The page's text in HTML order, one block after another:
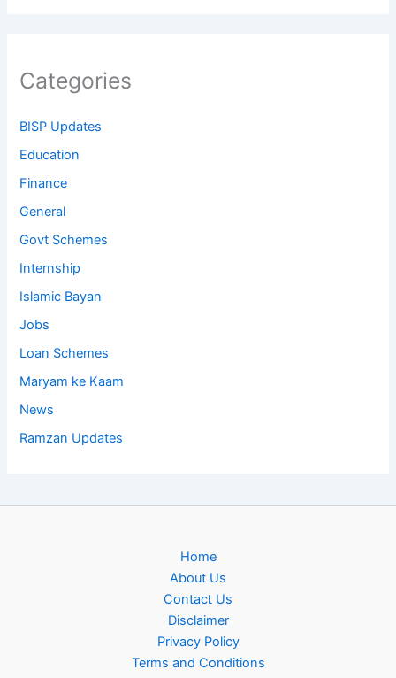
Categories
BISP Updates
Education
Finance
General
Govt Schemes
Internship
Islamic Bayan
Jobs
Loan Schemes
Maryam ke Kaam
News
Ramzan Updates
Home
About Us
Contact Us
Disclaimer
Privacy Policy
Terms and Conditions